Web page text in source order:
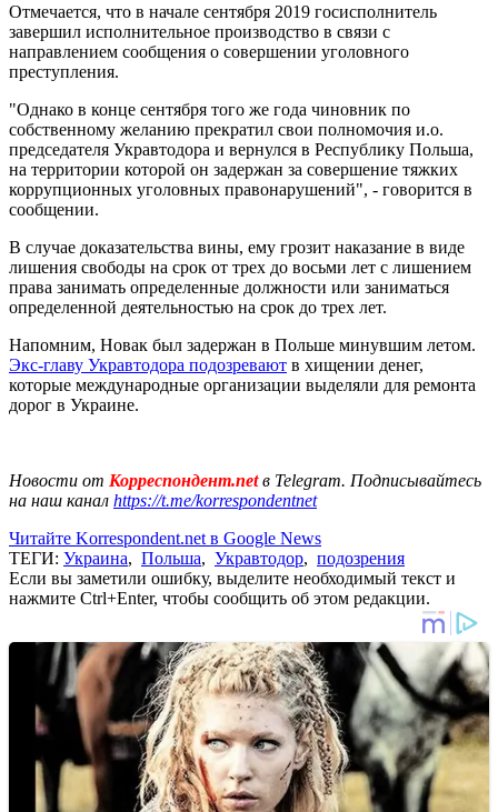
Отмечается, что в начале сентября 2019 госисполнитель
завершил исполнительное производство в связи с
направлением сообщения о совершении уголовного
преступления.
"Однако в конце сентября того же года чиновник по
собственному желанию прекратил свои полномочия и.о.
председателя Укравтодора и вернулся в Республику Польша,
на территории которой он задержан за совершение тяжких
коррупционных уголовных правонарушений", - говорится в
сообщении.
В случае доказательства вины, ему грозит наказание в виде
лишения свободы на срок от трех до восьми лет с лишением
права занимать определенные должности или заниматься
определенной деятельностью на срок до трех лет.
Напомним, Новак был задержан в Польше минувшим летом.
Экс-главу Укравтодора подозревают в хищении денег,
которые международные организации выделяли для ремонта
дорог в Украине.
Новости от Корреспондент.netв Telegram. Подписывайтесь
на наш канал https://t.me/korrespondentnet
Читайте Korrespondent.net в Google News
ТЕГИ: Украина, Польша, Укравтодор, подозрения
Если вы заметили ошибку, выделите необходимый текст и
нажмите Ctrl+Enter, чтобы сообщить об этом редакции.